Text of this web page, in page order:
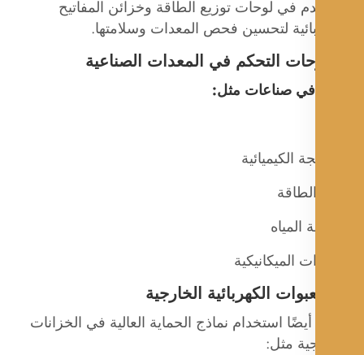
في لوحات توزيع الطاقة وخزائن المفاتيح
لتحسين فحص المعدات وسلامتها.
صناعات مثل:
الكيميائية
الميكانيكية
استخدام نماذج الحماية العالية في الخزانات
مثل: